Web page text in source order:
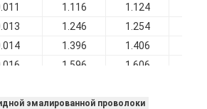
1.116 1.124
1.246 1.254
1.396 1.406
1.596 1.606
эмалированной проволоки